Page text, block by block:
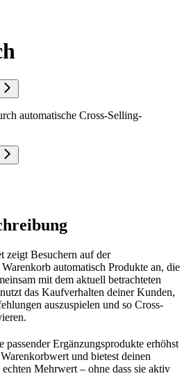
automatische Cross-Selling-
zeigt Besuchern auf der
automatisch Produkte an, die
mit dem aktuell betrachteten
das Kaufverhalten deiner Kunden,
auszuspielen und so Cross-
Ergänzungsprodukte erhöhst
und bietest deinen
Mehrwert – ohne dass sie aktiv